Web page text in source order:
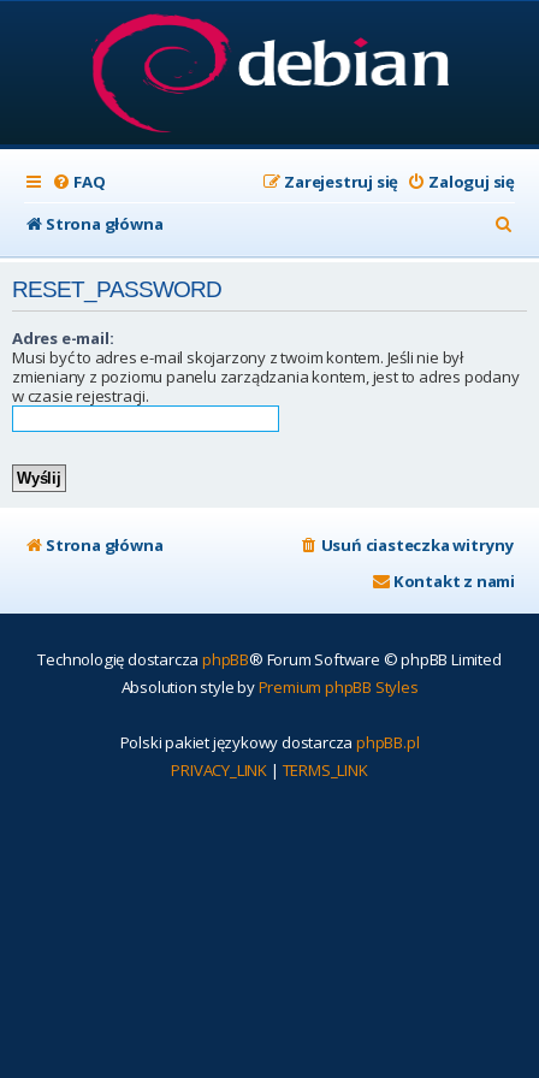
FAQ Zaloguj się
Zarejestruj się
Strona główna
z
RESET_PASSWORD
Adres e-mail:
Musi być to adres e-mail skojarzony z twoim kontem. Jeśli nie był
zmieniany z poziomu panelu zarządzania kontem, jest to adres podany
w czasie rejestracji.
Strona główna
Usuń ciasteczka witryny
Kontakt z nami
Technologię dostarcza phpBB® Forum Software © phpBB Limited
Absolution style byPremium phpBB Styles
Polski pakiet językowy dostarcza phpBB.pl
PRIVACY_LINK | TERMS_LINK